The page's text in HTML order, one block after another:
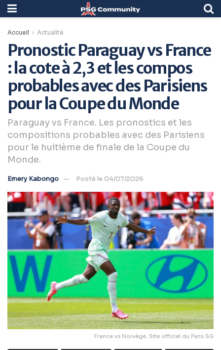
Accueil Actualité
Pronostic Paraguay vs France
: la cote à 2,3 et les compos
probables avec des Parisiens
pour la Coupe du Monde
Paraguay vs France. Les pronostics et les
compositions probables avec des Parisiens
pour le huitième de finale de la Coupe du
Monde.
Emery Kabongo Posté le 04/07/2026
France vs Norvège. Site officiel du Paris SG